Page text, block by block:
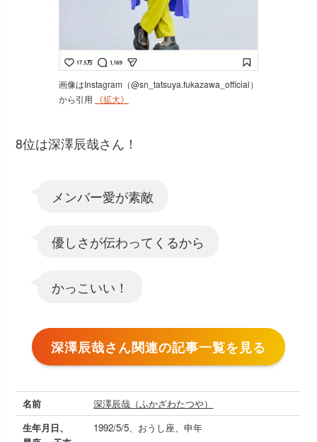
画像はInstagram（@sn_tatsuya.fukazawa_official）
から引用
《拡大》
8位は深澤辰哉さん！
メンバー愛が素敵
優しさが伝わってくるから
かっこいい！
深澤辰哉さん関連の記事一覧を見る
名前
深澤辰哉（ふかざわたつや）
生年月日、
1992/5/5、おうし座、申年